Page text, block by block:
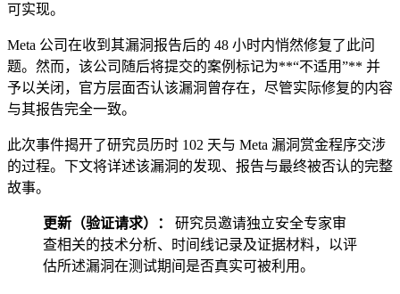
可实现。
Meta 公司在收到其漏洞报告后的 48 小时内悄然修复了此问
题。然而，该公司随后将提交的案例标记为**“不适用”** 并
予以关闭，官方层面否认该漏洞曾存在，尽管实际修复的内容
与其报告完全一致。
此次事件揭开了研究员历时 102 天与 Meta 漏洞赏金程序交涉
的过程。下文将详述该漏洞的发现、报告与最终被否认的完整
故事。
更新（验证请求）：
研究员邀请独立安全专家审
查相关的技术分析、时间线记录及证据材料，以评
估所述漏洞在测试期间是否真实可被利用。